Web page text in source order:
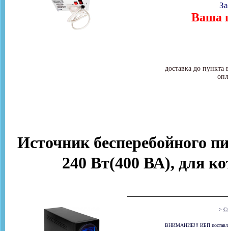
Ваша
доставка до
Источник бесперебойного
240 Вт(400 ВА), для
>
ВНИМАНИЕ!!! ИБП